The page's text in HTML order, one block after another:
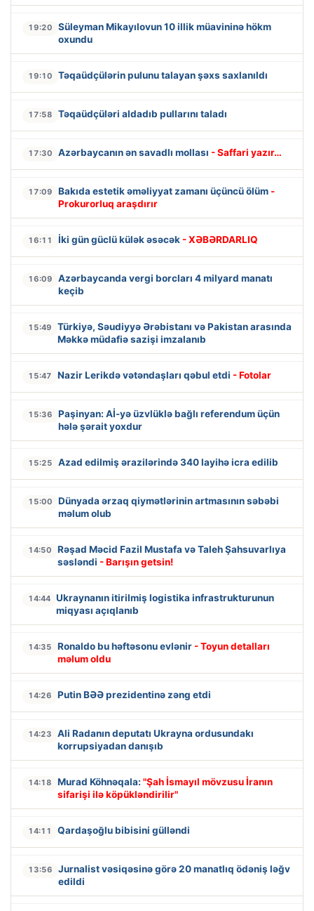
19:20
Süleyman Mikayılovun 10 illik müavininə hökm
oxundu
19:10 Təqaüdçülərin pulunu talayan şəxs saxlanıldı
17:58 Təqaüdçüləri aldadıb pullarını taladı
17:30 Azərbaycanın ən savadlı mollası - Saffari yazır…
17:09 Bakıda estetik əməliyyat zamanı üçüncü ölüm -
Prokurorluq araşdırır
16:11 İki gün güclü külək əsəcək - XƏBƏRDARLIQ
16:09
Azərbaycanda vergi borcları 4 milyard manatı
keçib
15:49
Türkiyə, Səudiyyə Ərəbistanı və Pakistan arasında
Məkkə müdafiə sazişi imzalanıb
15:47 Nazir Lerikdə vətəndaşları qəbul etdi - Fotolar
15:36
Paşinyan: Aİ-yə üzvlüklə bağlı referendum üçün
hələ şərait yoxdur
15:25 Azad edilmiş ərazilərində 340 layihə icra edilib
15:00
Dünyada ərzaq qiymətlərinin artmasının səbəbi
məlum olub
14:50
Rəşad Məcid Fazil Mustafa və Taleh Şahsuvarlıya
səsləndi - Barışın getsin!
14:44 Ukraynanın itirilmiş logistika infrastrukturunun
miqyası açıqlanıb
14:35 Ronaldo bu həftəsonu evlənir - Toyun detalları
məlum oldu
14:26 Putin BƏƏ prezidentinə zəng etdi
14:23
Ali Radanın deputatı Ukrayna ordusundakı
korrupsiyadan danışıb
14:18 Murad Köhnəqala: "Şah İsmayıl mövzusu İranın
sifarişi ilə köpükləndirilir"
14:11 Qardaşoğlu bibisini gülləndi
13:56
Jurnalist vəsiqəsinə görə 20 manatlıq ödəniş ləğv
edildi